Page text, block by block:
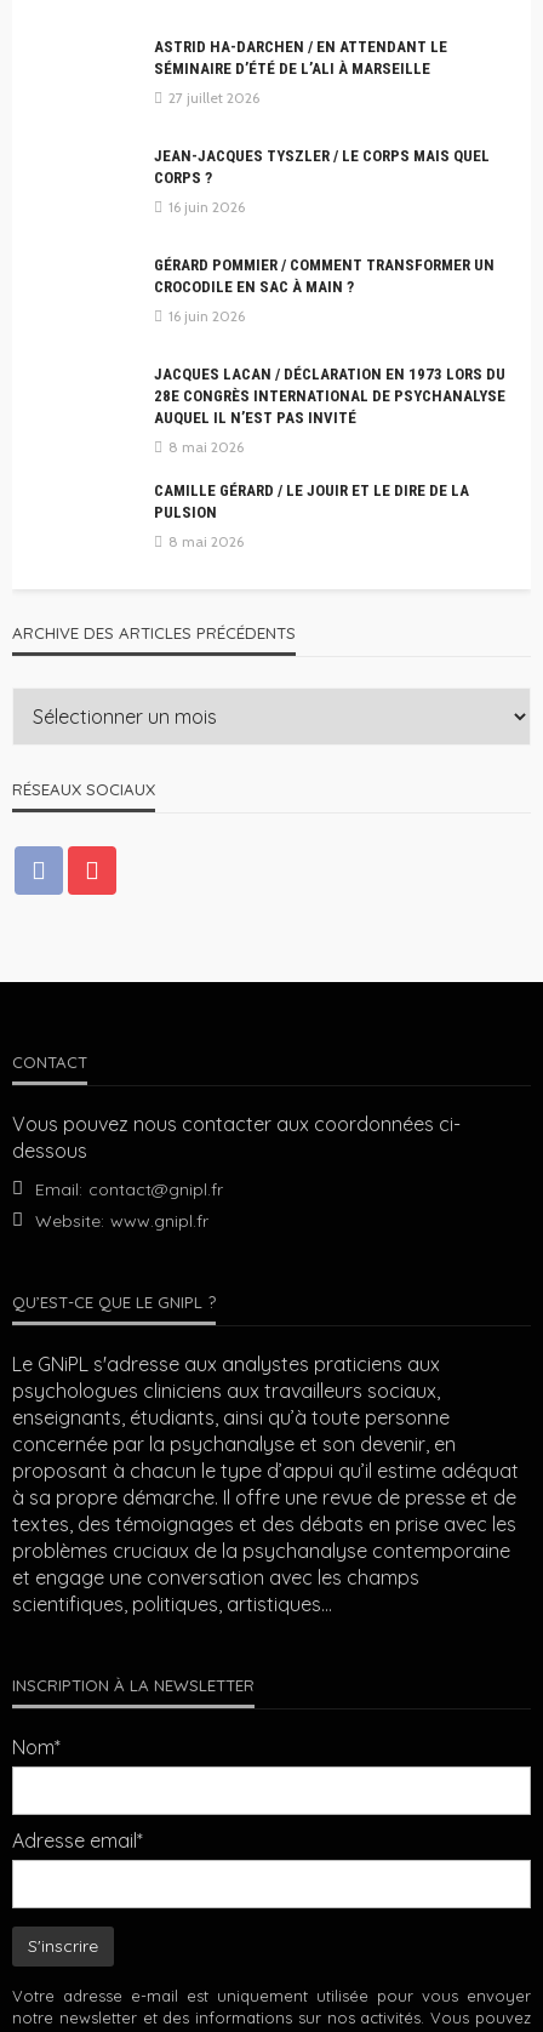
ASTRID HA-DARCHEN / EN ATTENDANT LE
SÉMINAIRE D’ÉTÉ DE L’ALI À MARSEILLE
27 juillet 2026
JEAN-JACQUES TYSZLER / LE CORPS MAIS QUEL
CORPS ?
16 juin 2026
GÉRARD POMMIER / COMMENT TRANSFORMER UN
CROCODILE EN SAC À MAIN ?
16 juin 2026
JACQUES LACAN / DÉCLARATION EN 1973 LORS DU
28E CONGRÈS INTERNATIONAL DE PSYCHANALYSE
AUQUEL IL N’EST PAS INVITÉ
8 mai 2026
CAMILLE GÉRARD / LE JOUIR ET LE DIRE DE LA
PULSION
8 mai 2026
ARCHIVE DES ARTICLES PRÉCÉDENTS
RÉSEAUX SOCIAUX
CONTACT
Vous pouvez nous contacter aux coordonnées ci-
dessous
Email: contact@gnipl.fr
Website: www.gnipl.fr
QU’EST-CE QUE LE GNIPL ?
Le GNiPL s'adresse aux analystes praticiens aux
psychologues cliniciens aux travailleurs sociaux,
enseignants, étudiants, ainsi qu’à toute personne
concernée par la psychanalyse et son devenir, en
proposant à chacun le type d’appui qu’il estime adéquat
à sa propre démarche. Il offre une revue de presse et de
textes, des témoignages et des débats en prise avec les
problèmes cruciaux de la psychanalyse contemporaine
et engage une conversation avec les champs
scientifiques, politiques, artistiques…
INSCRIPTION À LA NEWSLETTER
Nom*
Adresse email*
Votre adresse e-mail est uniquement utilisée pour vous envoyer
notre newsletter et des informations sur nos activités. Vous pouvez